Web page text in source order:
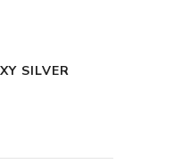
SILVER